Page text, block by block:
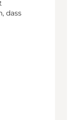
dass